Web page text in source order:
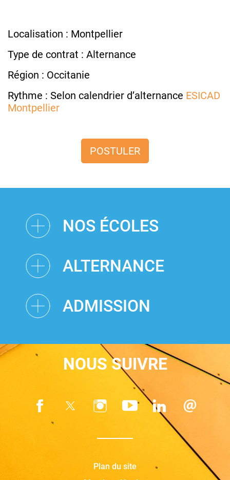
Localisation : Montpellier
Type de contrat : Alternance
Région : Occitanie
Rythme : Selon calendrier d’alternance ESICAD
Montpellier
POSTULER
NOS ÉCOLES
ALTERNANCE
ADMISSION
NOUS SUIVRE
Plan du site